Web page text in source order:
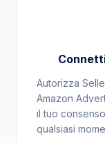
Autorizza
Amazon
il tuo
qualsiasi